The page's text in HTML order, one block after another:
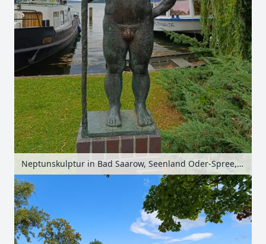
Neptunskulptur in Bad Saarow, Seenland Oder-Spree, Brandenburg, Deutschland